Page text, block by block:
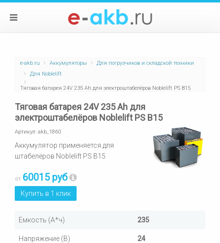
e-akb.ru Аккумуляторы
Для погрузчиков и складской техники
Для Noblelift
Тяговая батарея 24V 235 Ah для электроштабелёров Noblelift PS B15
Тяговая батарея 24V 235 Ah для
электроштабелёров Noblelift PS B15
Артикул: akb_1860
Аккумулятор применяется для
штабелёров Noblelift PS B15
от 60015 руб
Купить в 1 клик
Емкость (А*ч) 235
Напряжение (В) 24